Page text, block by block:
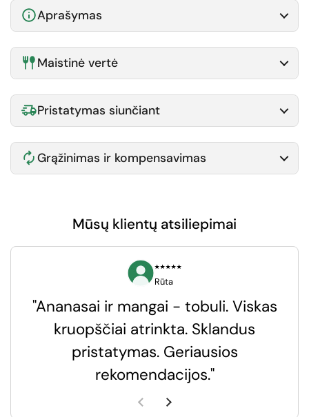
Aprašymas
Maistinė vertė
Pristatymas siunčiant
Grąžinimas ir kompensavimas
Mūsų klientų atsiliepimai
⭑⭑⭑⭑⭑
Rūta
"Ananasai ir mangai - tobuli. Viskas
kruopščiai atrinkta. Sklandus
pristatymas. Geriausios
rekomendacijos."
Ankstesnė skaidrė
Kita skaidrė